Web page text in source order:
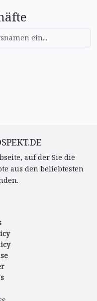
auf der Sie die
aus den beliebtesten